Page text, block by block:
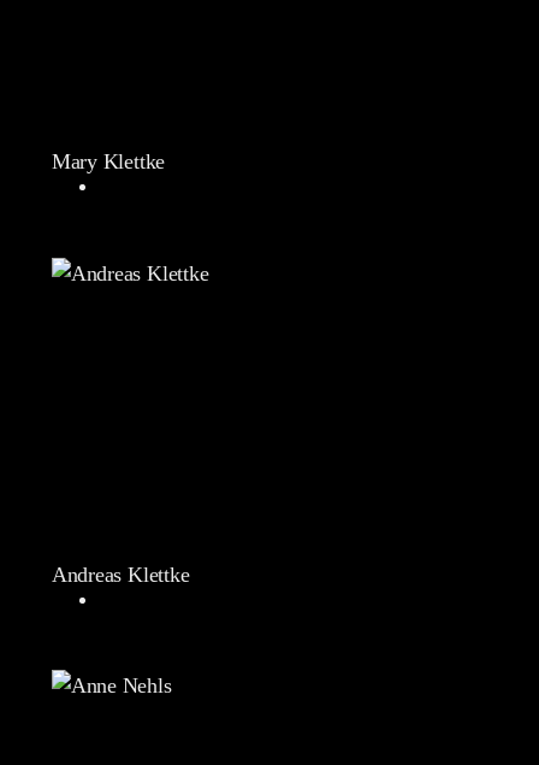
Mary Klettke
Andreas Klettke